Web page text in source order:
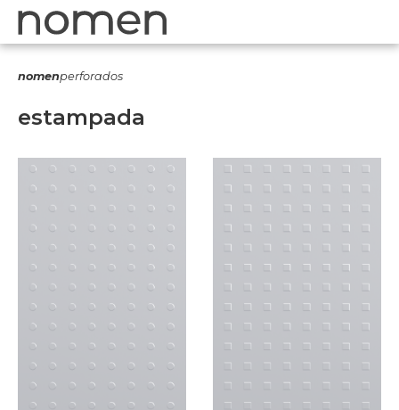
nomenperforados
estampada